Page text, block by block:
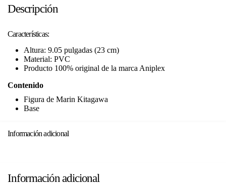
Descripción
Características:
Altura: 9.05 pulgadas (23 cm)
Material: PVC
Producto 100% original de la marca Aniplex
Contenido
Figura de Marin Kitagawa
Base
Información adicional
Información adicional